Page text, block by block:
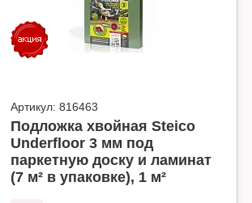
Артикул: 816463
Подложка хвойная Steico
Underfloor 3 мм под
паркетную доску и ламинат
(7 м² в упаковке), 1 м²